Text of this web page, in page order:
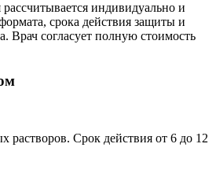
индивидуально и
срока действия защиты и
Врач согласует полную стоимость
растворов. Срок действия от 6 до 12